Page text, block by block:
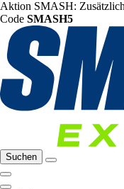
Aktion SMASH:
Code SMASH5
Suchen